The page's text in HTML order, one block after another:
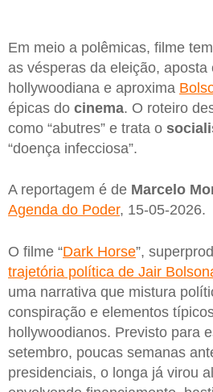
Em meio a polêmicas, filme
as vésperas da eleição, aposta
hollywoodiana e aproxima
épicas do cinema. O roteiro
como “abutres” e trata o
“doença infecciosa”.
A reportagem é de Marcelo
Agenda do Poder, 15-05-2026.
O filme “Dark Horse”,
trajetória política de Jair
uma narrativa que mistura
conspiração e elementos
hollywoodianos. Previsto para
setembro, poucas semanas
presidenciais, o longa já virou